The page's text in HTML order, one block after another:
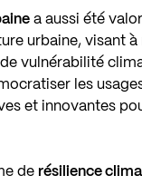
a aussi été
urbaine, visant
vulnérabilité
les
et innovantes
de résilience